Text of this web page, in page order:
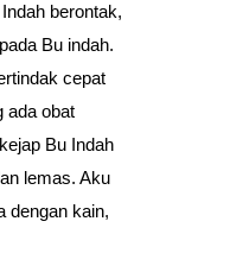
berontak,
Bu indah.
cepat
ada obat
Bu Indah
lemas. Aku
dengan kain,